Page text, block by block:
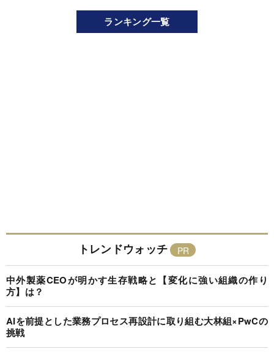
ランキング一覧
トレンドウォッチ
中外製薬CEOが明かす生存戦略と【変化に強い組織の作り
方】は？
AIを前提とした業務プロセス再設計に取り組む大林組×PwCの
挑戦